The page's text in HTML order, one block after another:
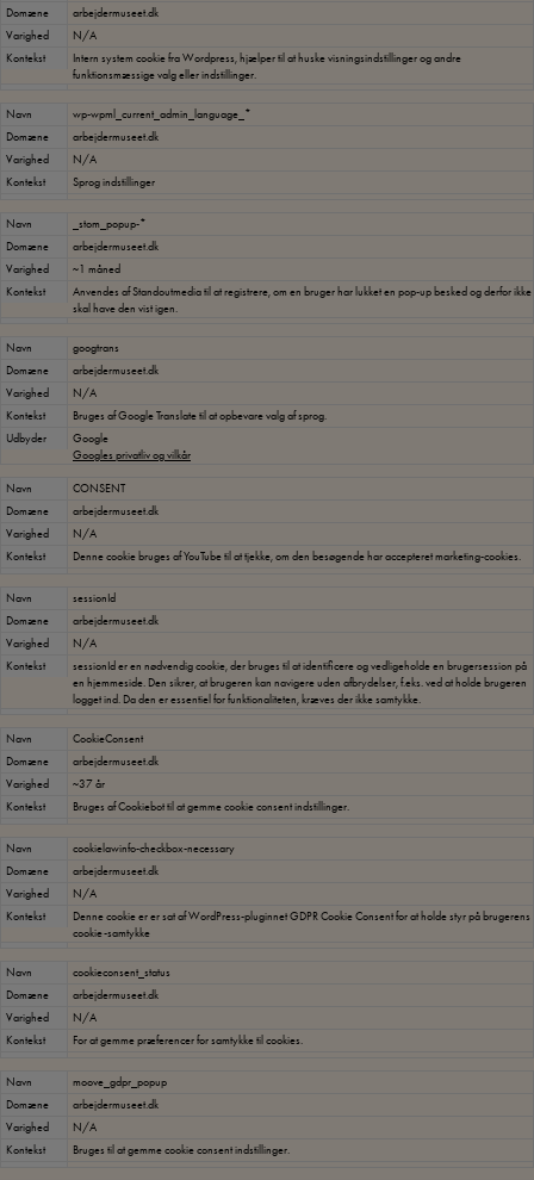
Domæne
arbejdermuseet.dk
Varighed
N/A
Kontekst
Intern system cookie fra Wordpress, hjælper til at huske visningsindstillinger og andre
funktionsmæssige valg eller indstillinger.
Navn
wp-wpml_current_admin_language_*
Domæne
arbejdermuseet.dk
Varighed
N/A
Kontekst
Sprog indstillinger
Navn
_stom_popup-*
Domæne
arbejdermuseet.dk
Varighed
~1 måned
Kontekst
Anvendes af Standoutmedia til at registrere, om en bruger har lukket en pop-up besked og derfor ikke
skal have den vist igen.
Navn
googtrans
Domæne
arbejdermuseet.dk
Varighed
N/A
Kontekst
Bruges af Google Translate til at opbevare valg af sprog.
Udbyder
Google
Googles privatliv og vilkår
Navn
CONSENT
Domæne
arbejdermuseet.dk
Varighed
N/A
Kontekst
Denne cookie bruges af YouTube til at tjekke, om den besøgende har accepteret marketing-cookies.
Navn
sessionId
Domæne
arbejdermuseet.dk
Varighed
N/A
Kontekst
sessionId er en nødvendig cookie, der bruges til at identificere og vedligeholde en brugersession på
en hjemmeside. Den sikrer, at brugeren kan navigere uden afbrydelser, f.eks. ved at holde brugeren
logget ind. Da den er essentiel for funktionaliteten, kræves der ikke samtykke.
Navn
CookieConsent
Domæne
arbejdermuseet.dk
Varighed
~37 år
Kontekst
Bruges af Cookiebot til at gemme cookie consent indstillinger.
Navn
cookielawinfo-checkbox-necessary
Domæne
arbejdermuseet.dk
Varighed
N/A
Kontekst
Denne cookie er er sat af WordPress-pluginnet GDPR Cookie Consent for at holde styr på brugerens
cookie-samtykke
Navn
cookieconsent_status
Domæne
arbejdermuseet.dk
Varighed
N/A
Kontekst
For at gemme præferencer for samtykke til cookies.
Navn
moove_gdpr_popup
Domæne
arbejdermuseet.dk
Varighed
N/A
Kontekst
Bruges til at gemme cookie consent indstillinger.